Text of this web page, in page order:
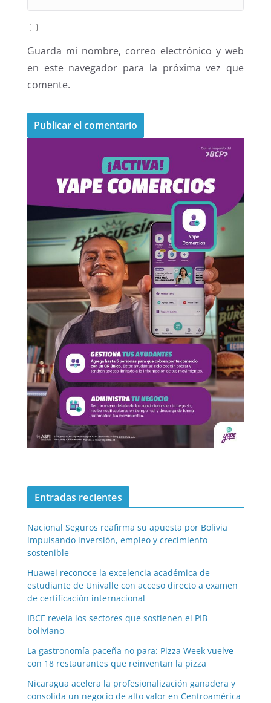
Guarda mi nombre, correo electrónico y web
en este navegador para la próxima vez que
comente.
Entradas recientes
Nacional Seguros reafirma su apuesta por Bolivia
impulsando inversión, empleo y crecimiento
sostenible
Huawei reconoce la excelencia académica de
estudiante de Univalle con acceso directo a examen
de certificación internacional
IBCE revela los sectores que sostienen el PIB
boliviano
La gastronomía paceña no para: Pizza Week vuelve
con 18 restaurantes que reinventan la pizza
Nicaragua acelera la profesionalización ganadera y
consolida un negocio de alto valor en Centroamérica